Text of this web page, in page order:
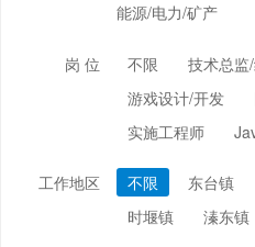
能源/电力/矿产
岗 位 不限 技术总监
游戏设计/开发
实施工程师
工作地区 不限 东台镇
时堰镇
溱东镇